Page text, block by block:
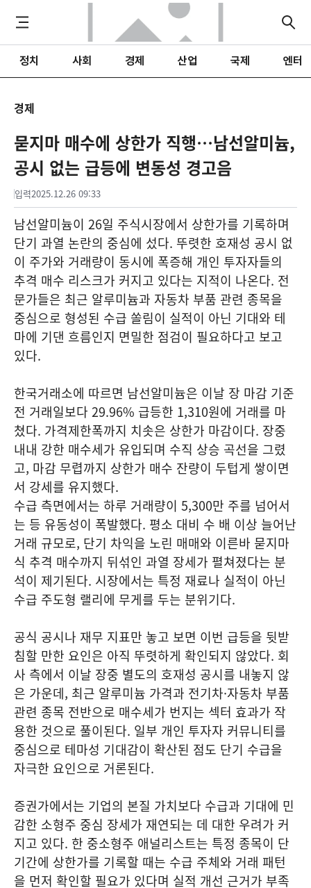
정치 사회 경제 산업 국제 엔터
경제
묻지마 매수에 상한가 직행…남선알미늄,
공시 없는 급등에 변동성 경고음
입력2025.12.26 09:33
남선알미늄이 26일 주식시장에서 상한가를 기록하며
단기 과열 논란의 중심에 섰다. 뚜렷한 호재성 공시 없
이 주가와 거래량이 동시에 폭증해 개인 투자자들의
추격 매수 리스크가 커지고 있다는 지적이 나온다. 전
문가들은 최근 알루미늄과 자동차 부품 관련 종목을
중심으로 형성된 수급 쏠림이 실적이 아닌 기대와 테
마에 기댄 흐름인지 면밀한 점검이 필요하다고 보고
있다.
한국거래소에 따르면 남선알미늄은 이날 장 마감 기준
전 거래일보다 29.96% 급등한 1,310원에 거래를 마
쳤다. 가격제한폭까지 치솟은 상한가 마감이다. 장중
내내 강한 매수세가 유입되며 수직 상승 곡선을 그렸
고, 마감 무렵까지 상한가 매수 잔량이 두텁게 쌓이면
서 강세를 유지했다.
수급 측면에서는 하루 거래량이 5,300만 주를 넘어서
는 등 유동성이 폭발했다. 평소 대비 수 배 이상 늘어난
거래 규모로, 단기 차익을 노린 매매와 이른바 묻지마
식 추격 매수까지 뒤섞인 과열 장세가 펼쳐졌다는 분
석이 제기된다. 시장에서는 특정 재료나 실적이 아닌
수급 주도형 랠리에 무게를 두는 분위기다.
공식 공시나 재무 지표만 놓고 보면 이번 급등을 뒷받
침할 만한 요인은 아직 뚜렷하게 확인되지 않았다. 회
사 측에서 이날 장중 별도의 호재성 공시를 내놓지 않
은 가운데, 최근 알루미늄 가격과 전기차·자동차 부품
관련 종목 전반으로 매수세가 번지는 섹터 효과가 작
용한 것으로 풀이된다. 일부 개인 투자자 커뮤니티를
중심으로 테마성 기대감이 확산된 점도 단기 수급을
자극한 요인으로 거론된다.
증권가에서는 기업의 본질 가치보다 수급과 기대에 민
감한 소형주 중심 장세가 재연되는 데 대한 우려가 커
지고 있다. 한 중소형주 애널리스트는 특정 종목이 단
기간에 상한가를 기록할 때는 수급 주체와 거래 패턴
을 먼저 확인할 필요가 있다며 실적 개선 근거가 부족